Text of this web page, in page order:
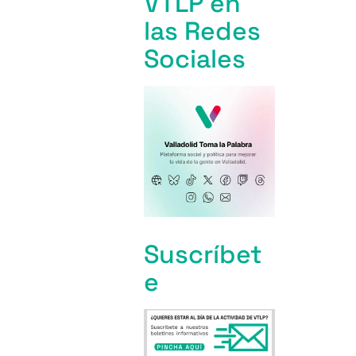
las Redes
Sociales
Suscríbet
e